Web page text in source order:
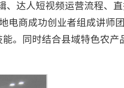
、达人短视频运营流程、
电商成功创业者组成讲师
。同时结合县域特色农产